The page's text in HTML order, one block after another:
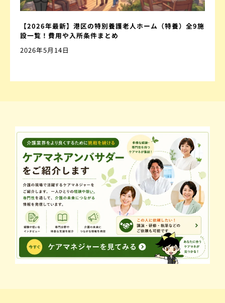
【2026年最新】港区の特別養護老人ホーム（特養）全9施
設一覧！費用や入所条件まとめ
2026年5月14日